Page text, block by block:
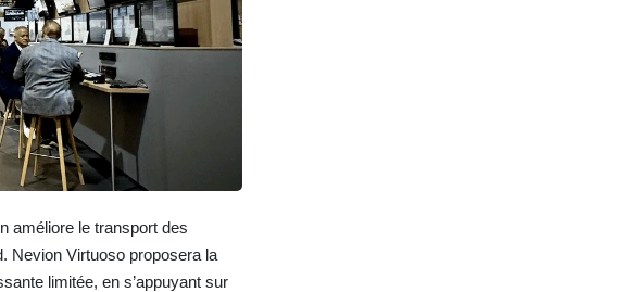
améliore le transport des
Nevion Virtuoso proposera la
limitée, en s’appuyant sur